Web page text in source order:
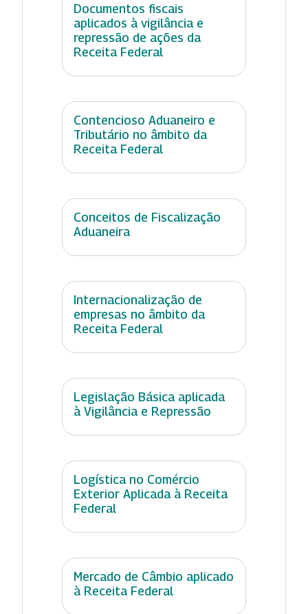
Documentos fiscais
aplicados à vigilância e
repressão de ações da
Receita Federal
Contencioso Aduaneiro e
Tributário no âmbito da
Receita Federal
Conceitos de Fiscalização
Aduaneira
Internacionalização de
empresas no âmbito da
Receita Federal
Legislação Básica aplicada
à Vigilância e Repressão
Logística no Comércio
Exterior Aplicada à Receita
Federal
Mercado de Câmbio aplicado
à Receita Federal